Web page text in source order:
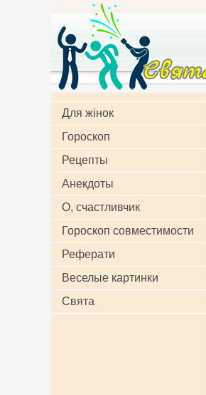
Для жінок
Гороскоп
Рецепты
Анекдоты
О, счастливчик
Гороскоп совместимости
Реферати
Веселые картинки
Свята